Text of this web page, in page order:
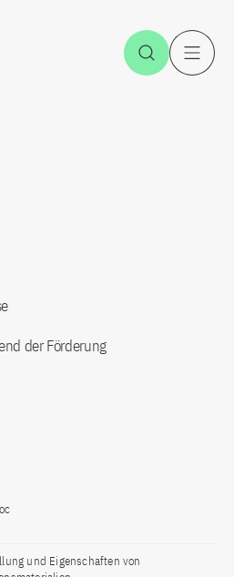
Suche
der Förderung
und Eigenschaften von